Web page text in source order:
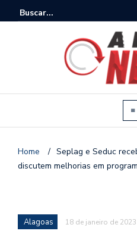
Home / Seplag e Seduc
discutem melhorias em
Alagoas 18 de janeiro de 2023